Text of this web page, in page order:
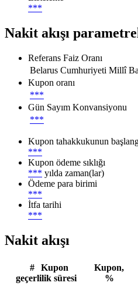
***
Nakit akışı
Referans Faiz Oranı
Belarus Cumhuriyeti Millî
Kupon oranı
***
Gün Sayım Konvansiyonu
***
Kupon tahakkukunun
***
Kupon ödeme sıklığı
*** yılda zaman(lar)
Ödeme para birimi
***
İtfa tarihi
***
Nakit akışı
#
Kupon
geçerlilik süresi
Kupon,
%